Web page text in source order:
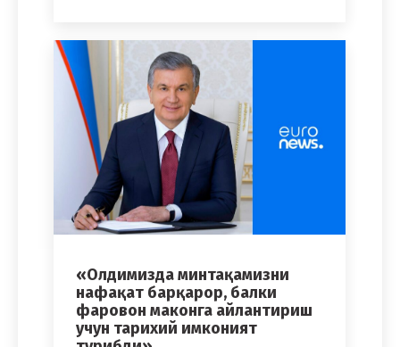
«Олдимизда минтақамизни
нафақат барқарор, балки
фаровон маконга айлантириш
учун тарихий имконият